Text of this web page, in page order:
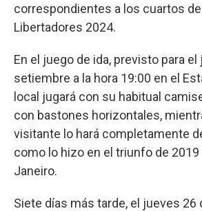
correspondientes a los cuartos de
Libertadores 2024.
En el juego de ida, previsto para
setiembre a la hora 19:00 en el
local jugará con su habitual
con bastones horizontales,
visitante lo hará completamente
como lo hizo en el triunfo de 2019
Janeiro.
Siete días más tarde, el jueves 26